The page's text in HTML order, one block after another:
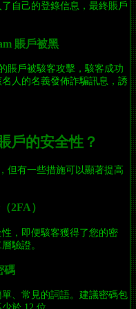
自己的登錄信息，最終賬戶
賬戶被黑
賬戶被駭客攻擊，駭客成功
人的名義發佈詐騙訊息，誘
戶的安全性？
但有一些措施可以顯著提高
2FA）
，即便駭客獲得了您的密
驗證。
碼
、常見的詞語。建議密碼包